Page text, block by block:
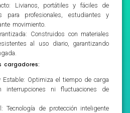
Livianos, portátiles y fáciles de
para profesionales, estudiantes y
movimiento.
Construidos con materiales
al uso diario, garantizando
cargadores:
Estable: Optimiza el tiempo de carga
ni fluctuaciones de
Tecnología de protección inteligente